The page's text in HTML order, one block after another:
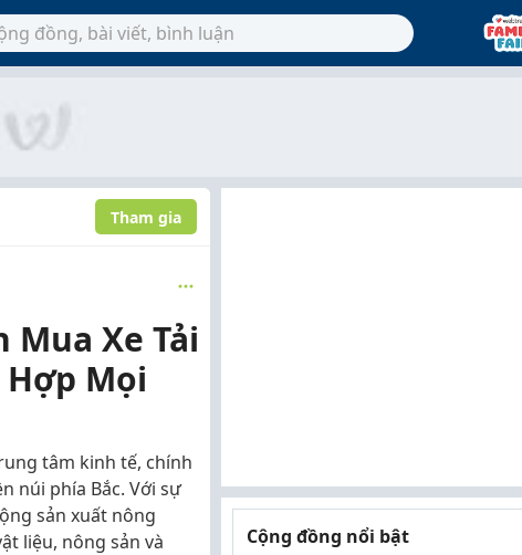
Tham gia
Xe Tải
Mọi
tâm kinh tế, chính
núi phía Bắc. Với sự
sản xuất nông
liệu, nông sản và
Cộng đồng nổi bật